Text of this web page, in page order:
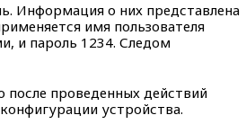
Информация о них представлена
имя пользователя
и пароль 1234. Следом
после проведенных действий
устройства.